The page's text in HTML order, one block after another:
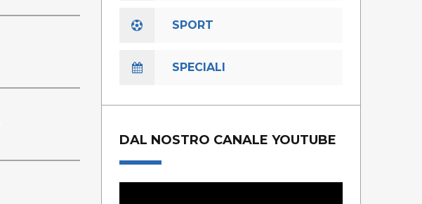
SPORT
SPECIALI
DAL NOSTRO CANALE YOUTUBE